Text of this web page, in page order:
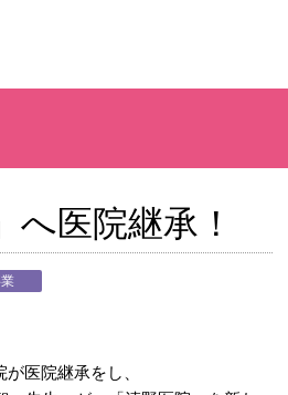
へ医院継承！
医院継承をし、